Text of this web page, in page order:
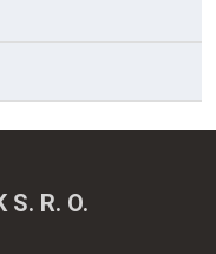
S. R. O.